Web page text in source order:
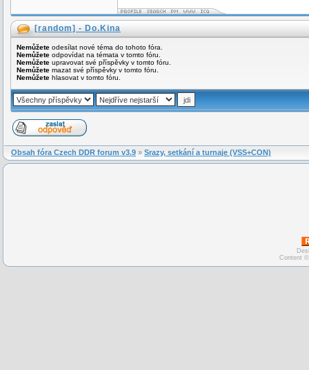
[random] - Do.Kina
Nemůžete odesílat nové téma do tohoto fóra.
Nemůžete odpovídat na témata v tomto fóru.
Nemůžete upravovat své příspěvky v tomto fóru.
Nemůžete mazat své příspěvky v tomto fóru.
Nemůžete hlasovat v tomto fóru.
Obsah fóra Czech DDR forum v3.9 » Srazy, setkání a turnaje (VSS+CON)
Content